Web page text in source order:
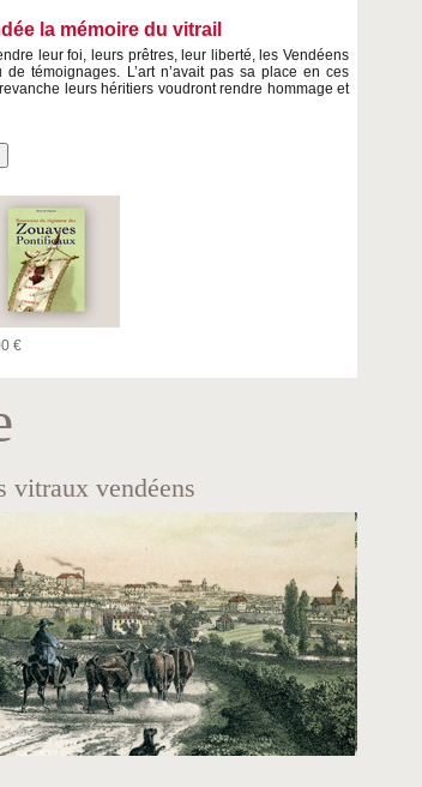
la mémoire du vitrail
leur foi, leurs prêtres, leur liberté, les Vendéens
témoignages. L’art n’avait pas sa place en ces
leurs héritiers voudront rendre hommage et
€
vitraux vendéens